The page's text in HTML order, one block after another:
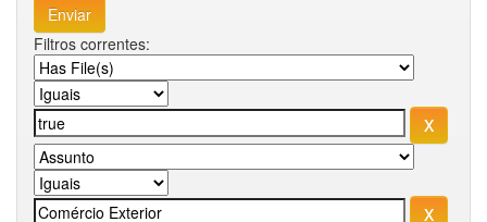
Filtros correntes: